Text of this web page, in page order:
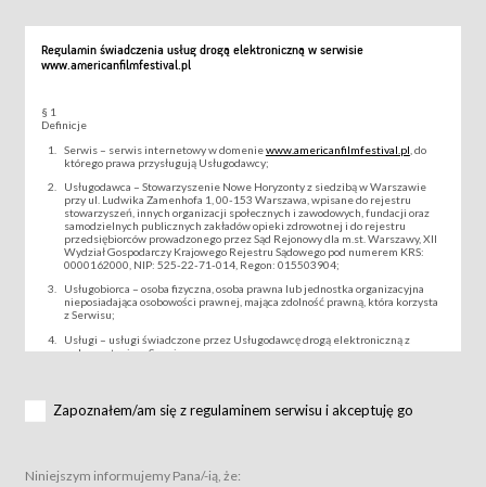
Regulamin świadczenia usług drogą elektroniczną w serwisie
www.americanfilmfestival.pl
§ 1
Definicje
Serwis – serwis internetowy w domeniewww.americanfilmfestival.pl , do
którego prawa przysługują Usługodawcy;
Usługodawca – Stowarzyszenie Nowe Horyzonty z siedzibą w Warszawie
przy ul. Ludwika Zamenhofa 1, 00-153 Warszawa, wpisane do rejestru
stowarzyszeń, innych organizacji społecznych i zawodowych, fundacji oraz
samodzielnych publicznych zakładów opieki zdrowotnej i do rejestru
przedsiębiorców prowadzonego przez Sąd Rejonowy dla m.st. Warszawy, XII
Wydział Gospodarczy Krajowego Rejestru Sądowego pod numerem KRS:
0000162000, NIP: 525-22-71-014, Regon: 015503904;
Usługobiorca – osoba fizyczna, osoba prawna lub jednostka organizacyjna
nieposiadająca osobowości prawnej, mająca zdolność prawną, która korzysta
z Serwisu;
Usługi – usługi świadczone przez Usługodawcę drogą elektroniczną z
wykorzystaniem Serwisu;
za pośrednictwem Serwisu;
podmiotom z branży mediów i filmowej (Akredytacje);
Zapoznałem/am się z regulaminem serwisu i akceptuję go
Niniejszym informujemy Pana/-ią, że: